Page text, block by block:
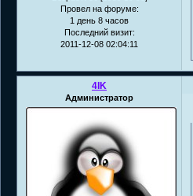
Провел на форуме:
1 день 8 часов
Последний визит:
2011-12-08 02:04:11
4IK
Администратор